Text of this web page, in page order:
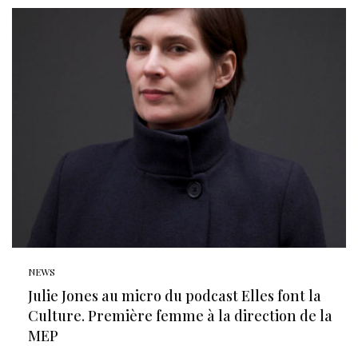
NEWS
Julie Jones au micro du podcast Elles font la
Culture. Première femme à la direction de la
MEP